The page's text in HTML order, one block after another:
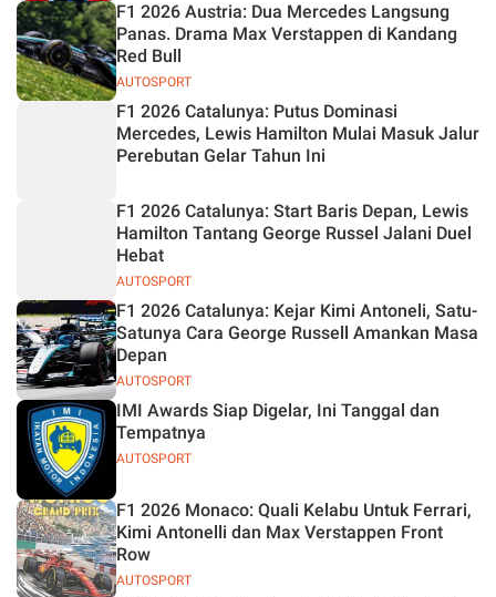
AUTOSPORT
F1 2026 Austria: Dua Mercedes Langsung
Panas. Drama Max Verstappen di Kandang
Red Bull
F1 2026 Catalunya: Putus Dominasi
Mercedes, Lewis Hamilton Mulai Masuk Jalur
Perebutan Gelar Tahun Ini
AUTOSPORT
F1 2026 Catalunya: Start Baris Depan, Lewis
Hamilton Tantang George Russel Jalani Duel
Hebat
AUTOSPORT
F1 2026 Catalunya: Kejar Kimi Antoneli, Satu-
Satunya Cara George Russell Amankan Masa
Depan
AUTOSPORT
IMI Awards Siap Digelar, Ini Tanggal dan
Tempatnya
AUTOSPORT
F1 2026 Monaco: Quali Kelabu Untuk Ferrari,
Kimi Antonelli dan Max Verstappen Front
Row